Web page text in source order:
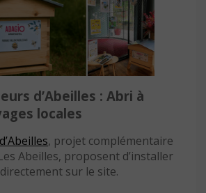
d’Abeilles : Abri à
locales
, projet complémentaire
Abeilles, proposent d’installer
sur le site.